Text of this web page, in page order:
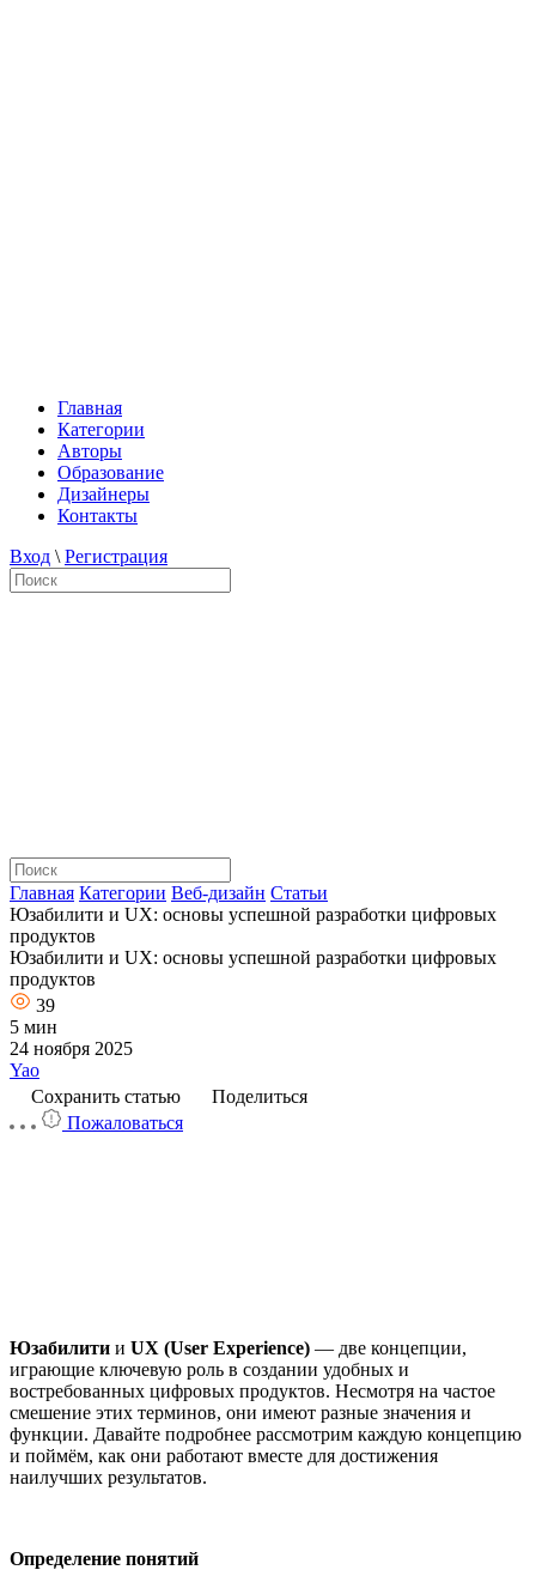
Главная
Категории
Авторы
Образование
Дизайнеры
Контакты
Вход \ Регистрация
Главная Категории Веб-дизайн Статьи
Юзабилити и UX: основы успешной разработки цифровых
продуктов
Юзабилити и UX: основы успешной разработки цифровых
продуктов
39
5 мин
24 ноября 2025
Yao
Сохранить статью
Поделиться
Пожаловаться
Юзабилити и UX (User Experience) — две концепции,
играющие ключевую роль в создании удобных и
востребованных цифровых продуктов. Несмотря на частое
смешение этих терминов, они имеют разные значения и
функции. Давайте подробнее рассмотрим каждую концепцию
и поймём, как они работают вместе для достижения
наилучших результатов.
Определение понятий